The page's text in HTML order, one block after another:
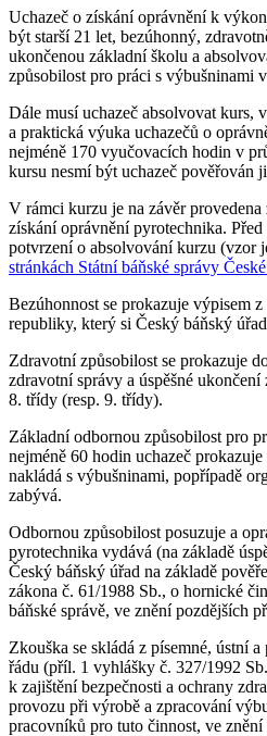
Uchazeč o získání oprávnění k
být starší 21 let, bezúhonný,
ukončenou základní školu a
způsobilost pro práci s výbušninami
Dále musí uchazeč absolvovat kurs,
a praktická výuka uchazečů o
nejméně 170 vyučovacích hodin v
kursu nesmí být uchazeč pověřován
V rámci kurzu je na závěr
získání oprávnění pyrotechnika.
potvrzení o absolvování kurzu (vzor
stránkách Státní báňské správy
Bezúhonnost se prokazuje výpisem
republiky, který si Český báňský
Zdravotní způsobilost se prokazuje
zdravotní správy a úspěšné
8. třídy (resp. 9. třídy).
Základní odbornou způsobilost pro
nejméně 60 hodin uchazeč
nakládá s výbušninami, popřípadě
zabývá.
Odbornou způsobilost posuzuje a
pyrotechnika vydává (na základě
Český báňský úřad na základě
zákona č. 61/1988 Sb., o hornické
báňské správě, ve znění pozdějších
Zkouška se skládá z písemné, ústní
řádu (příl. 1 vyhlášky č. 327/1992
k zajištění bezpečnosti a ochrany
provozu při výrobě a zpracování
pracovníků pro tuto činnost, ve znění